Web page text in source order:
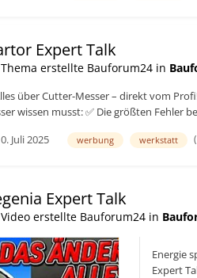
Expert Talk
erstellte Bauforum24 in
über Cutter-Messer – direkt vom
wissen musst: ✅ Die größten Fehler
Juli 2025
werbung werkstatt
Expert Talk
erstellte Bauforum24 in
Energie
Expert